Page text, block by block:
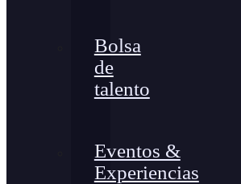
Bolsa
de
talento
Eventos &
Experiencias